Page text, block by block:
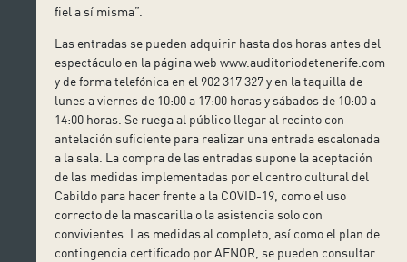
fiel a sí misma”.
Las entradas se pueden adquirir hasta dos horas antes del
espectáculo en la página web www.auditoriodetenerife.com
y de forma telefónica en el 902 317 327 y en la taquilla de
lunes a viernes de 10:00 a 17:00 horas y sábados de 10:00 a
14:00 horas. Se ruega al público llegar al recinto con
antelación suficiente para realizar una entrada escalonada
a la sala. La compra de las entradas supone la aceptación
de las medidas implementadas por el centro cultural del
Cabildo para hacer frente a la COVID-19, como el uso
correcto de la mascarilla o la asistencia solo con
convivientes. Las medidas al completo, así como el plan de
contingencia certificado por AENOR, se pueden consultar